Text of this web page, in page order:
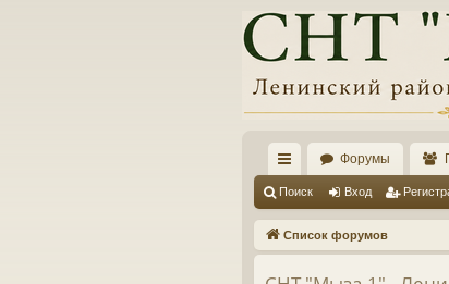
с
ы
лк
Форумы
Поиск Вход
Список форумов